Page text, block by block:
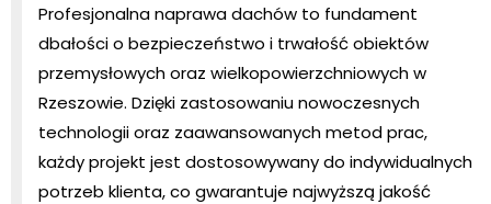
Profesjonalna naprawa dachów to fundament
dbałości o bezpieczeństwo i trwałość obiektów
przemysłowych oraz wielkopowierzchniowych w
Rzeszowie. Dzięki zastosowaniu nowoczesnych
technologii oraz zaawansowanych metod prac,
każdy projekt jest dostosowywany do indywidualnych
potrzeb klienta, co gwarantuje najwyższą jakość